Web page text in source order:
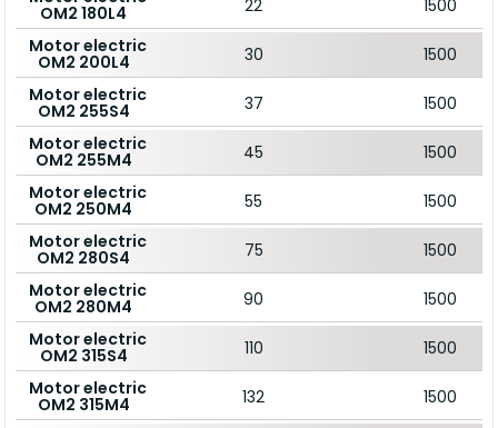
OM2 180L4 22
1500
Motor electric
OM2 200L4 30
1500
Motor electric
OM2 255S4 37
1500
Motor electric
OM2 255M4 45
1500
Motor electric
OM2 250M4 55
1500
Motor electric
OM2 280S4 75
1500
Motor electric
OM2 280M4 90
1500
Motor electric
OM2 315S4 110
1500
Motor electric
OM2 315M4 132
1500